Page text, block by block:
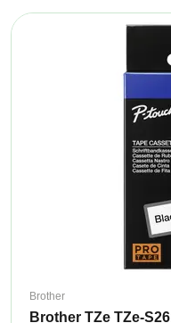
Brother
Brother TZe TZe-